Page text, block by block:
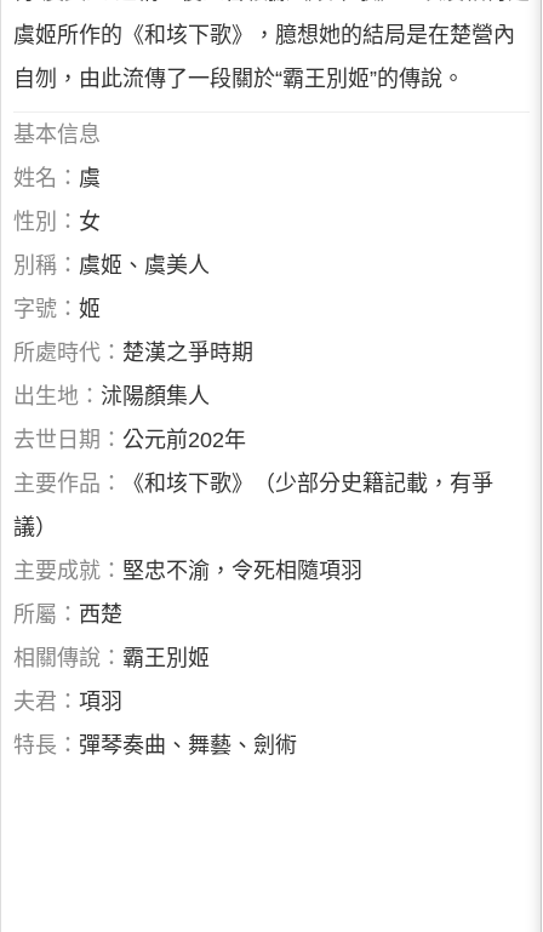
虞姬所作的《和垓下歌》，臆想她的結局是在楚營內
自刎，由此流傳了一段關於“霸王別姬”的傳說。
基本信息
姓名： 虞
性別： 女
別稱： 虞姬、虞美人
字號： 姬
所處時代： 楚漢之爭時期
出生地： 沭陽顏集人
去世日期： 公元前202年
主要作品：
《和垓下歌》（少部分史籍記載，有爭
議）
主要成就： 堅忠不渝，令死相隨項羽
所屬： 西楚
相關傳說： 霸王別姬
夫君： 項羽
特長： 彈琴奏曲、舞藝、劍術